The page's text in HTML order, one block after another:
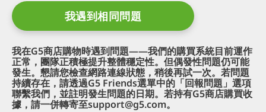
我遇到相同問題
我在G5商店購物時遇到問題——我們的購買系統目前運作
正常，團隊正積極提升整體穩定性。但偶發性問題仍可能
發生。懇請您檢查網路連線狀態，稍後再試一次。若問題
持續存在，請透過G5 Friends選單中的「回報問題」選項
聯繫我們，並註明發生問題的日期。若持有G5商店購買收
據，請一併轉寄至support@g5.com。